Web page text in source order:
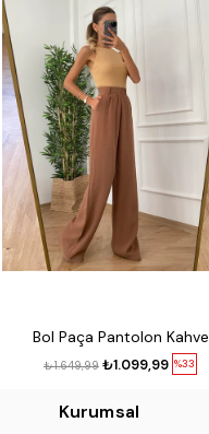
Bol Paça Pantolon Kahve
%33
₺1.099,99
₺1.649,99
Kurumsal